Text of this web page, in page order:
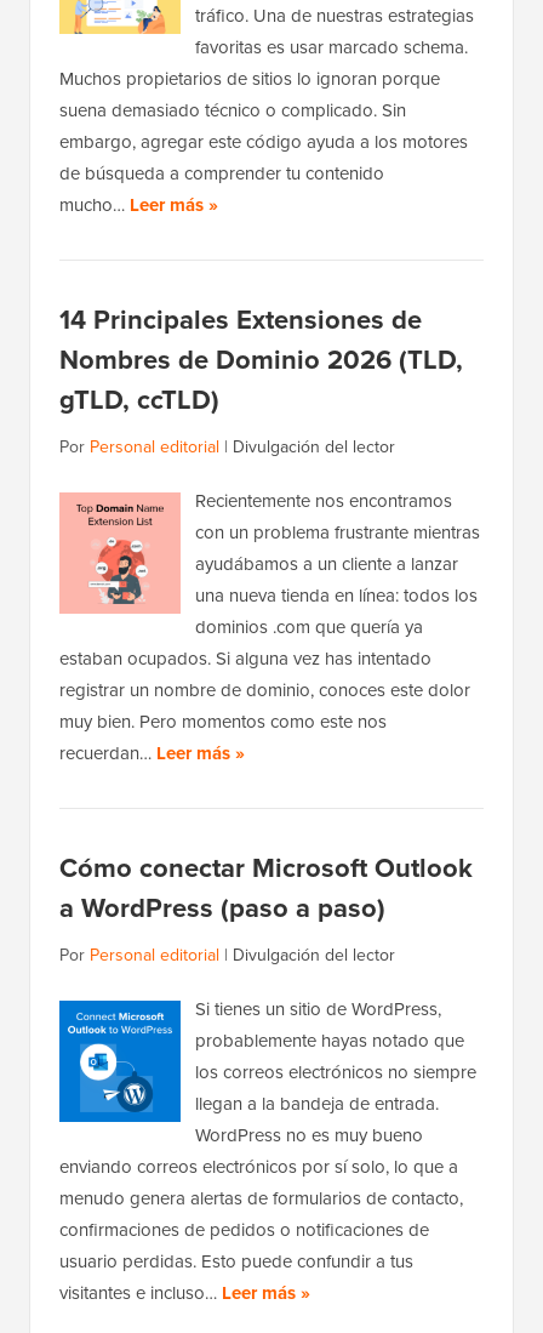
tráfico. Una de nuestras estrategias
favoritas es usar marcado schema.
Muchos propietarios de sitios lo ignoran porque
suena demasiado técnico o complicado. Sin
embargo, agregar este código ayuda a los motores
de búsqueda a comprender tu contenido
mucho… Leer más »
14 Principales Extensiones de
Nombres de Dominio 2026 (TLD,
gTLD, ccTLD)
Por Personal editorial | Divulgación del lector
Recientemente nos encontramos
con un problema frustrante mientras
ayudábamos a un cliente a lanzar
una nueva tienda en línea: todos los
dominios .com que quería ya
estaban ocupados. Si alguna vez has intentado
registrar un nombre de dominio, conoces este dolor
muy bien. Pero momentos como este nos
recuerdan… Leer más »
Cómo conectar Microsoft Outlook
a WordPress (paso a paso)
Por Personal editorial | Divulgación del lector
Si tienes un sitio de WordPress,
probablemente hayas notado que
los correos electrónicos no siempre
llegan a la bandeja de entrada.
WordPress no es muy bueno
enviando correos electrónicos por sí solo, lo que a
menudo genera alertas de formularios de contacto,
confirmaciones de pedidos o notificaciones de
usuario perdidas. Esto puede confundir a tus
visitantes e incluso… Leer más »